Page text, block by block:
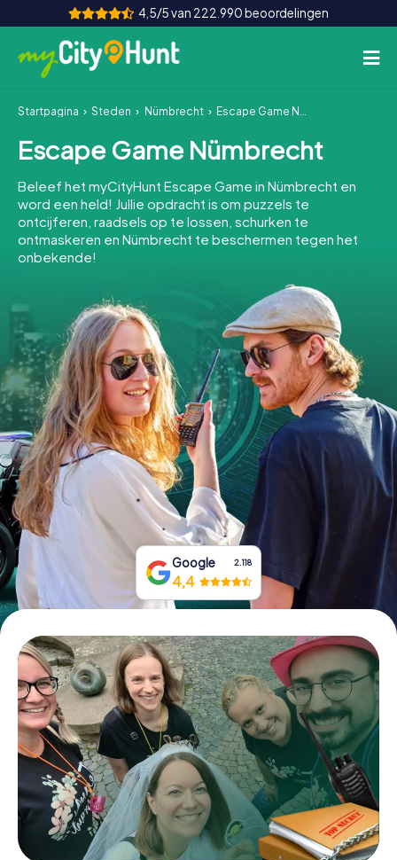
4,5/5 van 222.990 beoordelingen
Hoe het werkt
Steden
Tours
Teamevenement
INT AT CH
DE
ES
FR UK
IE
IT
NL
Boek tickets
Koop cadeaubonnen
Startpagina Steden Nümbrecht Escape Game Nümbrecht
Escape Game Nümbrecht
Beleef het myCityHunt Escape Game in Nümbrecht en
word een held! Jullie opdracht is om puzzels te
ontcijferen, raadsels op te lossen, schurken te
ontmaskeren en Nümbrecht te beschermen tegen het
onbekende!
Google 2.118
4,4